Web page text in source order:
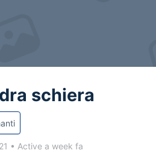
schiera
• Active a week fa